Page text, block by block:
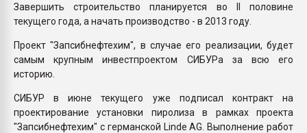
Завершить строительство планируется во II половине
текущего года, а начать производство - в 2013 году.
Проект "Запсибнефтехим", в случае его реализации, будет
самым крупным инвестпроектом СИБУРа за всю его
историю.
СИБУР в июне текущего уже подписал контракт на
проектирование установки пиролиза в рамках проекта
"Запсибнефтехим" с германской Linde AG. Выполнение работ